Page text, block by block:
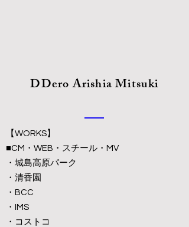
​DDero Arishia Mitsuki
【WORKS】
■CM・WEB・スチール・MV
・城島高原パーク
​・清香園
・BCC
​・IMS
・コストコ